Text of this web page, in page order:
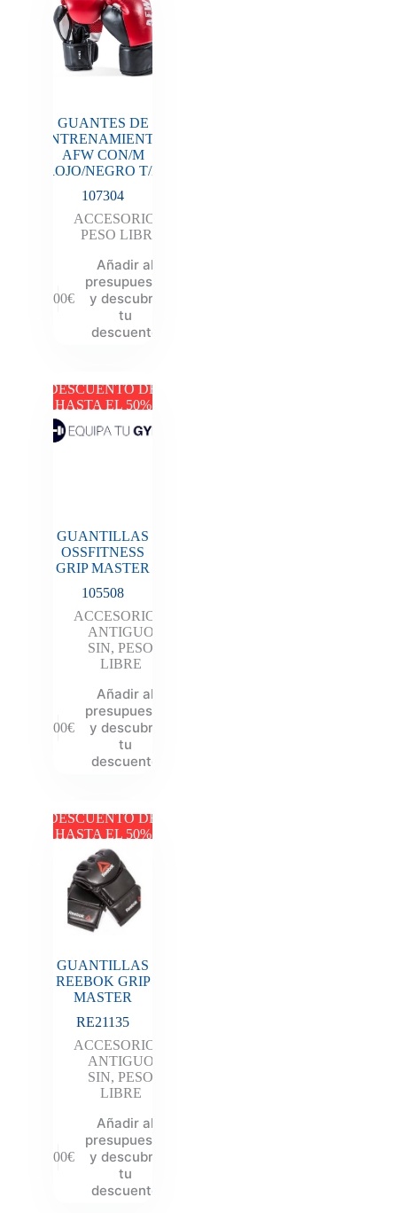
GUANTES DE
ENTRENAMIENTO
AFW CON/M
ROJO/NEGRO T/L
107304
ACCESORIOS
PESO LIBRE
9.00€
Añadir al
presupuesto
y descubre
tu
descuento
DESCUENTO DE
HASTA EL 50%
GUANTILLAS
OSSFITNESS
GRIP MASTER
105508
ACCESORIOS
ANTIGUO
SIN,PESO
LIBRE
6.00€
Añadir al
presupuesto
y descubre
tu
descuento
DESCUENTO DE
HASTA EL 50%
GUANTILLAS
REEBOK GRIP
MASTER
RE21135
ACCESORIOS
ANTIGUO
SIN,PESO
LIBRE
8.00€
Añadir al
presupuesto
y descubre
tu
descuento